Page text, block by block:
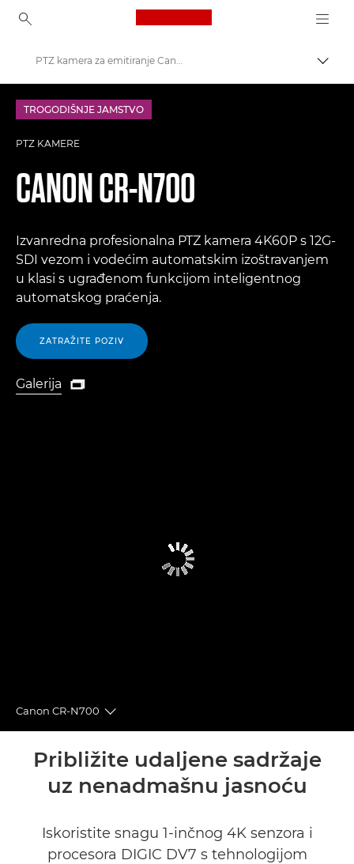
Canon Logo, back to
PTZ kamera za emitiranje Canon CR-N700
TROGODIŠNJE JAMSTVO
PTZ KAMERE
CANONCR-N700
Izvanredna profesionalna PTZ kamera 4K60P s 12G-
SDI vezom i vodećim automatskim izoštravanjem
u klasi s ugrađenom funkcijom inteligentnog
automatskog praćenja.
ZATRAŽITE POZIV
Galerija
Galerija

Canon CR-N700
Toggle breadcrumbs
Pregled
Tehnički podaci
Podrška
Približite udaljene sadržaje
uz nenadmašnu jasnoću
Iskoristite snagu 1-inčnog 4K senzora i
procesora DIGIC DV7 s tehnologijom